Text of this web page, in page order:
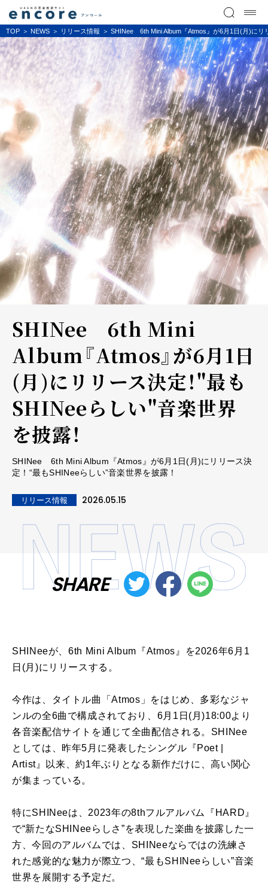
TOP NEWS リリース情報 SHINee 6th Mini Album『Atmos』が6月1日(月)にリ
SHINee 6th Mini
Album『Atmos』が6月1日
(月)にリリース決定！"最も
SHINeeらしい"音楽世界
を披露！
SHINee 6th Mini Album『Atmos』が6月1日(月)にリリース決
定！“最もSHINeeらしい”音楽世界を披露！
リリース情報 2026.05.15
SHARE
SHINeeが、6th Mini Album『Atmos』を2026年6月1
日(月)にリリースする。
今作は、タイトル曲「Atmos」をはじめ、多彩なジャ
ンルの全6曲で構成されており、6月1日(月)18:00より
各音楽配信サイトを通じて全曲配信される。SHINee
としては、昨年5月に発表したシングル『Poet |
Artist』以来、約1年ぶりとなる新作だけに、高い関心
が集まっている。
特にSHINeeは、2023年の8thフルアルバム『HARD』
で“新たなSHINeeらしさ”を表現した楽曲を披露した一
方、今回のアルバムでは、SHINeeならではの洗練さ
れた感覚的な魅力が際立つ、“最もSHINeeらしい”音楽
世界を展開する予定だ。